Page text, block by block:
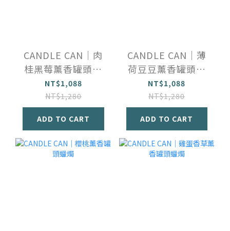
CANDLE CAN｜肉
桂黑莓薰香罐頭蠟
燭
NT$1,088
NT$1,280
ADD TO CART
CANDLE CAN｜薄
荷豆豆薰香罐頭蠟
燭
NT$1,088
NT$1,280
ADD TO CART